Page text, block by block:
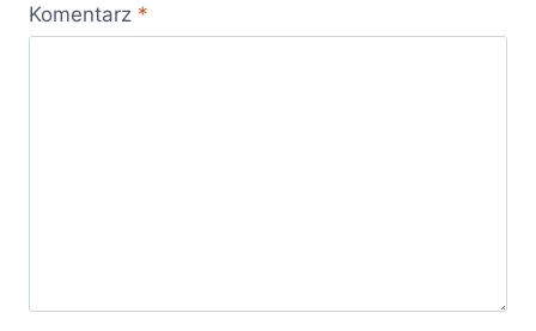
Komentarz *